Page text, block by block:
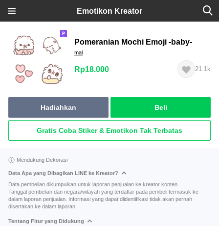
Emotikon Kreator
Pomeranian Mochi Emoji -baby-
mal
Rp18.000 21.1k
Hadiahkan Beli
Gratis Coba Stiker & Emotikon Tak Terbatas
Mendukung Dekorasi
Data Apa yang Dibagikan LINE ke Kreator?
Data pembelian dikumpulkan untuk laporan penjualan ke kreator konten.
Tanggal pembelian dan negara/wilayah yang terdaftar pada pembeli termasuk ke
dalam laporan penjualan. Informasi yang dapat diidentifikasi tidak akan pernah
disertakan ke dalam laporan.
Tentang Fitur yang Didukung